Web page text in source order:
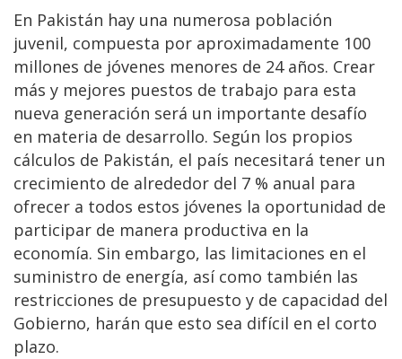
En Pakistán hay una numerosa población
juvenil, compuesta por aproximadamente 100
millones de jóvenes menores de 24 años. Crear
más y mejores puestos de trabajo para esta
nueva generación será un importante desafío
en materia de desarrollo. Según los propios
cálculos de Pakistán, el país necesitará tener un
crecimiento de alrededor del 7 % anual para
ofrecer a todos estos jóvenes la oportunidad de
participar de manera productiva en la
economía. Sin embargo, las limitaciones en el
suministro de energía, así como también las
restricciones de presupuesto y de capacidad del
Gobierno, harán que esto sea difícil en el corto
plazo.